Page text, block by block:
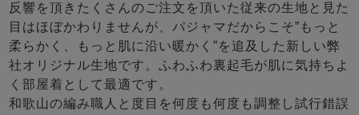
反響を頂きたくさんのご注文を頂いた従来の生地と見た
目はほぼかわりませんが、パジャマだからこそ”もっと
柔らかく、もっと肌に沿い暖かく”を追及した新しい弊
社オリジナル生地です。ふわふわ裏起毛が肌に気持ちよ
く部屋着として最適です。
和歌山の編み職人と度目を何度も何度も調整し試行錯誤